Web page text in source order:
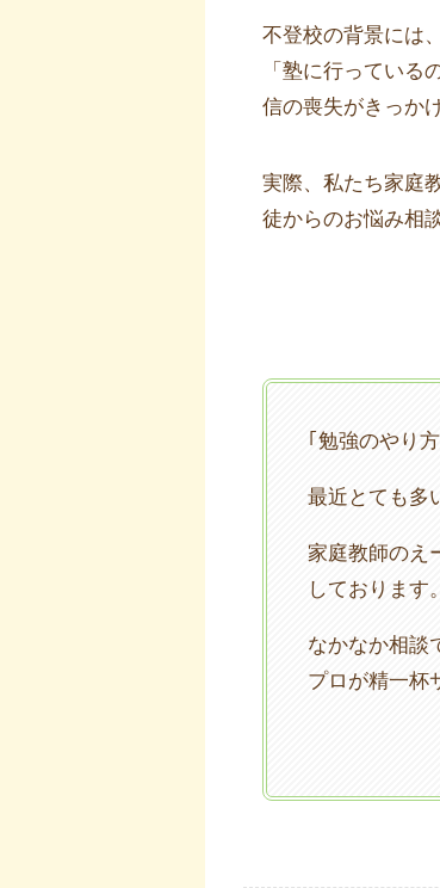
不登校の背景には
「塾に行ってい
信の喪失がきっか
実際、私たち家庭
徒からのお悩み相
｢勉強のやり
最近とても多
家庭教師のえ
しております。
なかなか相談
プロが精一杯